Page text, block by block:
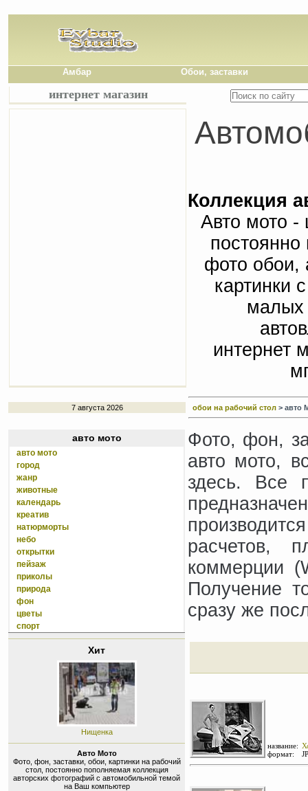
Амбар Обои, заставки
интернет магазин
Коллекция
Авто мото -
постоянно
фото обои,
картинки
малых
интернет
7 августа 2026 обои на рабочий стол > авто
авто мото
авто мото
город
жанр
животные
календарь
креатив
натюрморты
небо
открытки
пейзаж
приколы
природа
фон
цветы
спорт
Хит
Нищенка
Авто Мото
Фото, фон, заставки, обои, картинки на рабочий
стол, постоянно пополняемая коллекция
авторских фотографий с автомобильной темой
на Ваш компьютер
Фото, фон,
авто мото,
здесь. Все
расчетов,
коммерции
Получение
сразу же
название:
формат: